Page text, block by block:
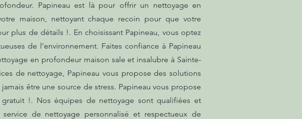
Papineau est là pour offrir un nettoyage en
maison, nettoyant chaque recoin pour que votre
plus de détails !. En choisissant Papineau, vous optez
de l'environnement. Faites confiance à Papineau
en profondeur maison sale et insalubre à Sainte-
de nettoyage, Papineau vous propose des solutions
être une source de stress. Papineau vous propose
!. Nos équipes de nettoyage sont qualifiées et
de nettoyage personnalisé et respectueux de